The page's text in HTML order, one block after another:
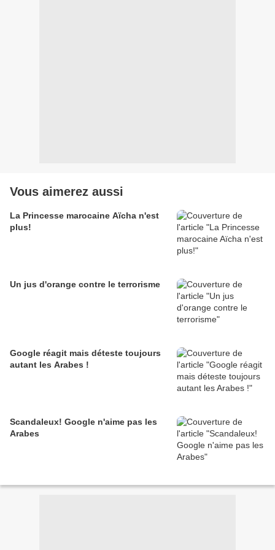
Vous aimerez aussi
La Princesse marocaine Aïcha n'est
plus!
Un jus d'orange contre le terrorisme
Google réagit mais déteste toujours
autant les Arabes !
Scandaleux! Google n'aime pas les
Arabes